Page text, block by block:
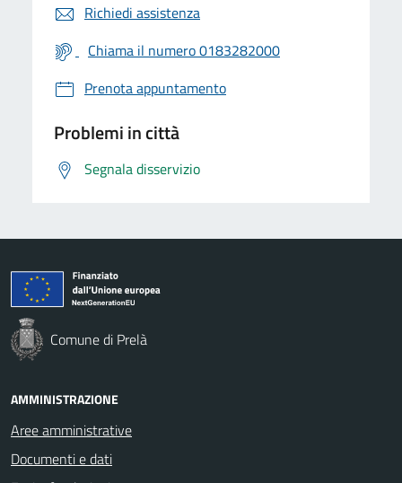
Richiedi assistenza
Chiama il numero 0183282000
Prenota appuntamento
Problemi in città
Segnala disservizio
Comune di Prelà
AMMINISTRAZIONE
Aree amministrative
Documenti e dati